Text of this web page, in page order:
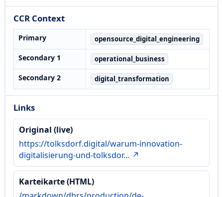
CCR Context
Primary opensource_digital_engineering
Secondary 1 operational_business
Secondary 2 digital_transformation
Links
Original (live)
https://tolksdorf.digital/warum-innovation-
digitalisierung-und-tolksdor… ↗
Karteikarte (HTML)